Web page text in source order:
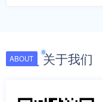
ABOUT 关于我们